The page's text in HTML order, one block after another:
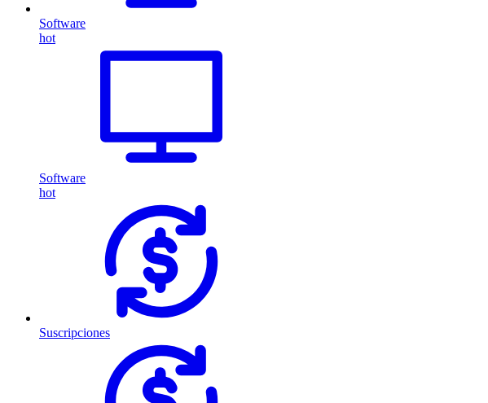
Software
hot
Software
hot
Suscripciones